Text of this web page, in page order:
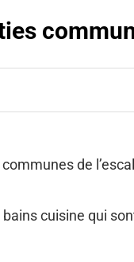
de
cuisine qui